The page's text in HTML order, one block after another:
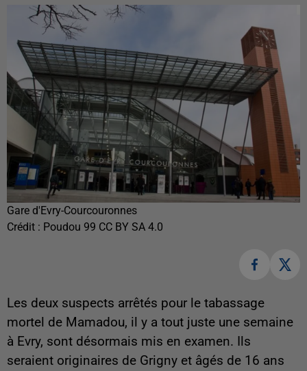
Gare d'Evry-Courcouronnes
Crédit : Poudou 99 CC BY SA 4.0
Les deux suspects arrêtés pour le tabassage
mortel de Mamadou, il y a tout juste une semaine
à Evry, sont désormais mis en examen. Ils
seraient originaires de Grigny et âgés de 16 ans